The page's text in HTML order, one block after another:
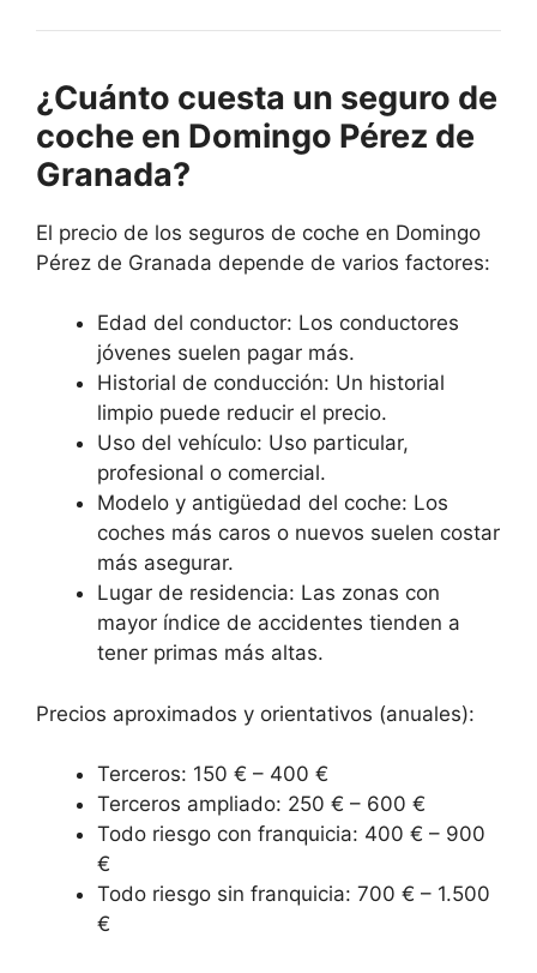
¿Cuánto cuesta un seguro de
coche en Domingo Pérez de
Granada?
El precio de los seguros de coche en Domingo
Pérez de Granada depende de varios factores:
Edad del conductor: Los conductores
jóvenes suelen pagar más.
Historial de conducción: Un historial
limpio puede reducir el precio.
Uso del vehículo: Uso particular,
profesional o comercial.
Modelo y antigüedad del coche: Los
coches más caros o nuevos suelen costar
más asegurar.
Lugar de residencia: Las zonas con
mayor índice de accidentes tienden a
tener primas más altas.
Precios aproximados y orientativos (anuales):
Terceros: 150 € – 400 €
Terceros ampliado: 250 € – 600 €
Todo riesgo con franquicia: 400 € – 900
€
Todo riesgo sin franquicia: 700 € – 1.500
€